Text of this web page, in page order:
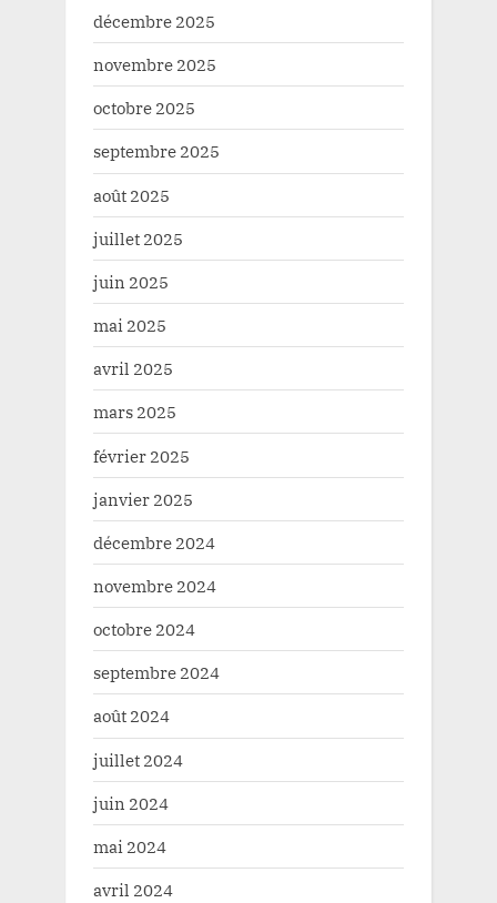
décembre 2025
novembre 2025
octobre 2025
septembre 2025
août 2025
juillet 2025
juin 2025
mai 2025
avril 2025
mars 2025
février 2025
janvier 2025
décembre 2024
novembre 2024
octobre 2024
septembre 2024
août 2024
juillet 2024
juin 2024
mai 2024
avril 2024